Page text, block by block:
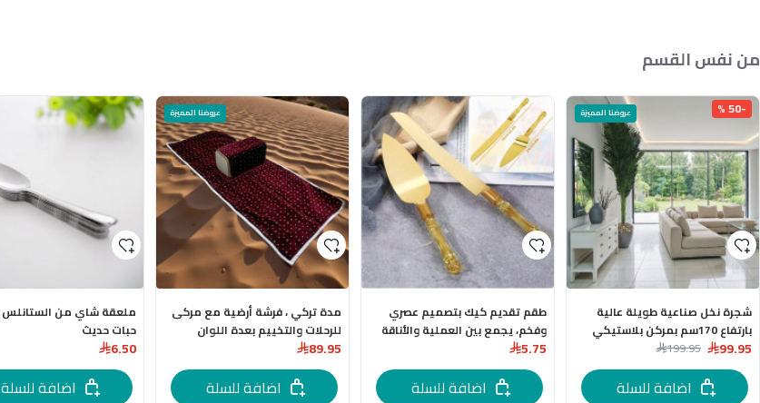
من نفس القسم
عروضنا المميزة -50 %
شجرة نخل صناعية طويلة عالية
بارتفاع 170سم بمركن بلاستيكي
بعدة اللوان
99.95
199.95
اضافة للسلة
طقم تقديم كيك بتصميم عصري
وفخم، يجمع بين العملية والأناقة
للمناسبات الخاصة
5.75
اضافة للسلة
عروضنا المميزة
مدة تركي ، فرشة أرضية مع مركى
للرحلات والتخييم بعدة اللوان
89.95
اضافة للسلة
حبات حديث
6.50
اضافة للسلة